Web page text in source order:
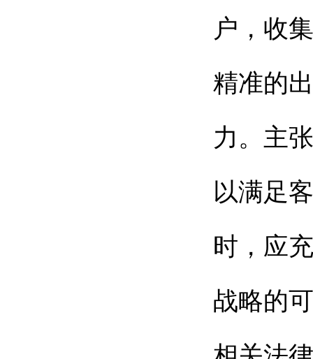
户，收
精准的
力。主
以满足
时，应
战略的